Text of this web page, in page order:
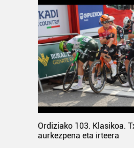
Ordiziako 103. Klasikoa.
aurkezpena eta irteera